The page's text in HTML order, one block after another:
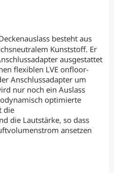
besteht aus
Kunststoff. Er
ausgestattet
flexiblen LVE onfloor-
Anschlussadapter um
nur noch ein Auslass
optimierte
die
die Lautstärke, so dass
ansetzen